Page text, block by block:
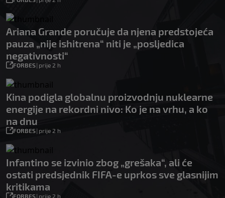
Ariana Grande poručuje da njena predstojeća
pauza „nije ishitrena“ niti je „posljedica
negativnosti“
FORBES| prije 2 h
Kina podigla globalnu proizvodnju nuklearne
energije na rekordni nivo: Ko je na vrhu, a ko
na dnu
FORBES| prije 2 h
Infantino se izvinio zbog „grešaka“, ali će
ostati predsjednik FIFA-e uprkos sve glasnijim
kritikama
FORBES| prije 2 h